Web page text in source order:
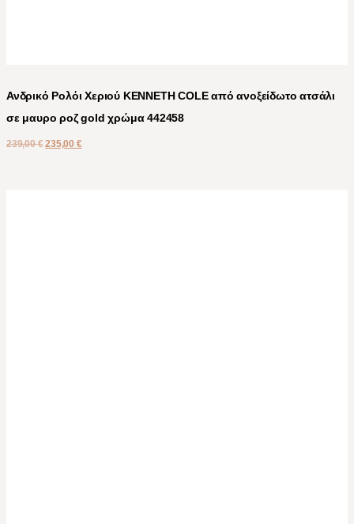
Ανδρικό Ρολόι Χεριού KENNETH COLE από ανοξείδωτο ατσάλι
σε μαυρο ροζ gold χρώμα 442458
239,00€ 235,00 €